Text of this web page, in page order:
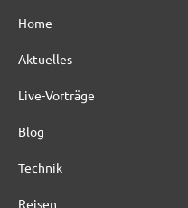
Home
Aktuelles
Live-Vorträge
Blog
Technik
Reisen